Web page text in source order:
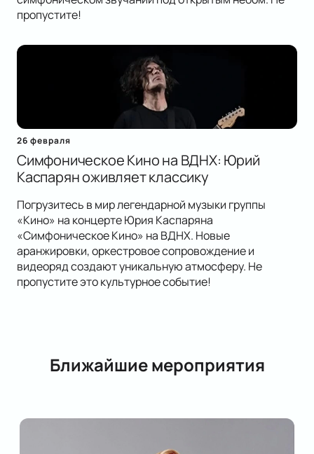
пропустите!
26 февраля
Симфоническое Кино на ВДНХ: Юрий
Каспарян оживляет классику
Погрузитесь в мир легендарной музыки группы
«Кино» на концерте Юрия Каспаряна
«Симфоническое Кино» на ВДНХ. Новые
аранжировки, оркестровое сопровождение и
видеоряд создают уникальную атмосферу. Не
пропустите это культурное событие!
Ближайшие мероприятия